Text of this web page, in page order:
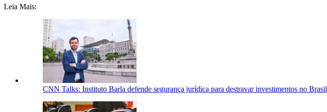
Leia Mais:
CNN Talks: Instituto Barla defende segurança jurídica para destravar investimentos no Brasil